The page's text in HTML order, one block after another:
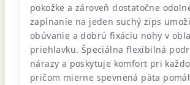
pokožke a zároveň dostatočne
zapínanie na jeden suchý zips
obúvanie a dobrú fixáciu nohy v
priehlavku. Špeciálna flexibilná
nárazy a poskytuje komfort pri
pričom mierne spevnená päta